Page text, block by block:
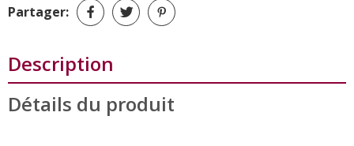
Partager:
Description
Détails du produit